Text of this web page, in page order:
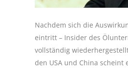
Nachdem sich die
eintritt – Insider des
vollständig
den USA und China